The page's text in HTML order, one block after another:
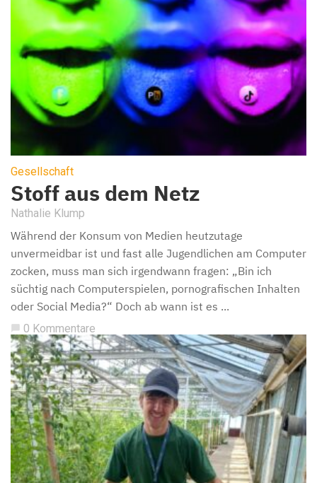
Gesellschaft
Stoff aus dem Netz
Nathalie Klump
Während der Konsum von Medien heutzutage
unvermeidbar ist und fast alle Jugendlichen am Computer
zocken, muss man sich irgendwann fragen: „Bin ich
süchtig nach Computerspielen, pornografischen Inhalten
oder Social Media?“ Doch ab wann ist es ...
chat_bubble 0 Kommentare